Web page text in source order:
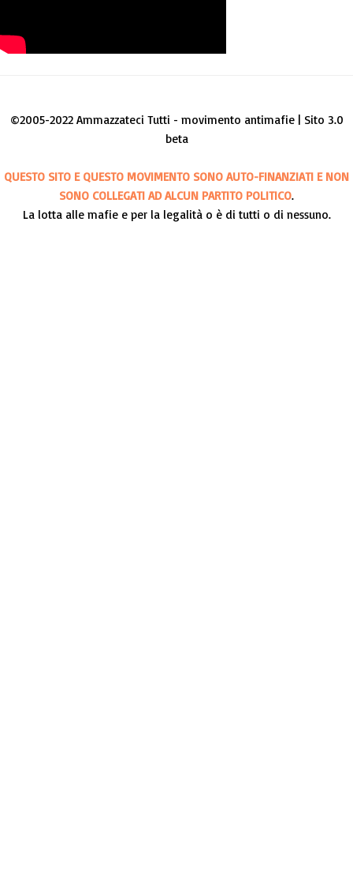
©2005-2022 Ammazzateci Tutti - movimento antimafie | Sito 3.0
beta
QUESTO SITO E QUESTO MOVIMENTO SONO AUTO-FINANZIATI E NON
SONO COLLEGATI AD ALCUN PARTITO POLITICO.
La lotta alle mafie e per la legalità o è di tutti o di nessuno.